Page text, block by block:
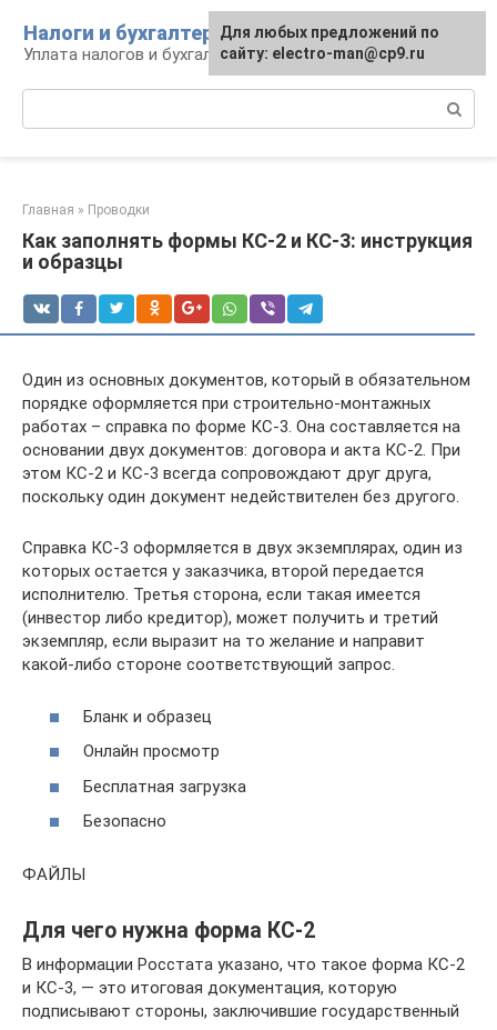
контенту
Налоги и бухгалтерия
Уплата налогов и бухгалтерская отчётность
Главная » Проводки
Как заполнять формы КС-2 и КС-3: инструкция
и образцы
Один из основных документов, который в обязательном
порядке оформляется при строительно-монтажных
работах – справка по форме КС-3. Она составляется на
основании двух документов: договора и акта КС-2. При
этом КС-2 и КС-3 всегда сопровождают друг друга,
поскольку один документ недействителен без другого.
Справка КС-3 оформляется в двух экземплярах, один из
которых остается у заказчика, второй передается
исполнителю. Третья сторона, если такая имеется
(инвестор либо кредитор), может получить и третий
экземпляр, если выразит на то желание и направит
какой-либо стороне соответствующий запрос.
Бланк и образец
Онлайн просмотр
Бесплатная загрузка
Безопасно
ФАЙЛЫ
Для чего нужна форма КС-2
В информации Росстата указано, что такое форма КС-2
и КС-3, — это итоговая документация, которую
подписывают стороны, заключившие государственный
Для любых предложений по
сайту: electro-man@cp9.ru